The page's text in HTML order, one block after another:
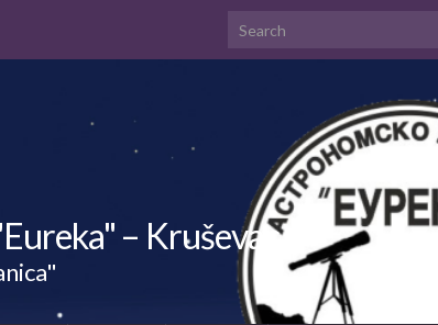
Search for:
– Kruševac